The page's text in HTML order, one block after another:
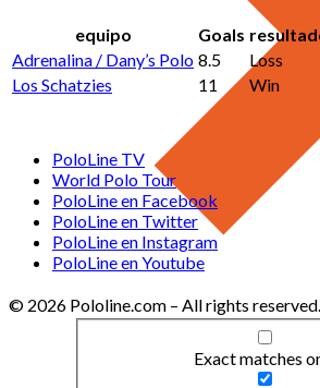
Exact matches
equipo Goals
Adrenalina / Dany’s Polo 8.5
Loss
Los Schatzies
11 Win
PoloLine TV
World Polo Tour
PoloLine en Facebook
PoloLine en Twitter
PoloLine en Instagram
PoloLine en Youtube
© 2026 Pololine.com – All rights